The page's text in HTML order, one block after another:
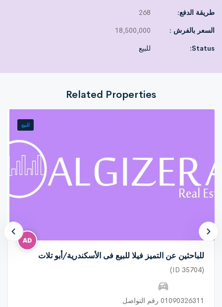
Asking price without furniture: 18,500,000 Egyptian pounds
Property condition: Fair
An advance cash payment of (11,000,000) EGP and the remaining
company over a period of 8 years.
طريقة الدفع:
268
السعر بالفرش :
18,500,000
Status:
للبيع
Related Properties
للبيع
للباحثين عن التميز فيلا للبيع فى الأسكندرية/أبو تلات
(ID 35704)
01090326311 رقم التواصل